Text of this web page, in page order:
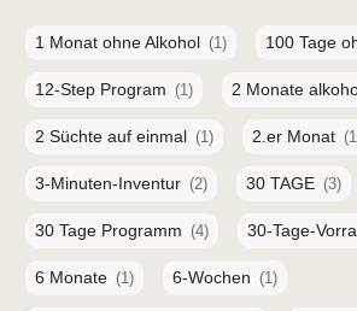
1 Monat ohne Alkohol (1) 100 Tage
12-Step Program (1) 2 Monate
2 Süchte auf einmal (1) 2.er Monat
3-Minuten-Inventur (2) 30 TAGE (3)
30 Tage Programm (4) 30-Tage-
6 Monate (1) 6-Wochen (1)